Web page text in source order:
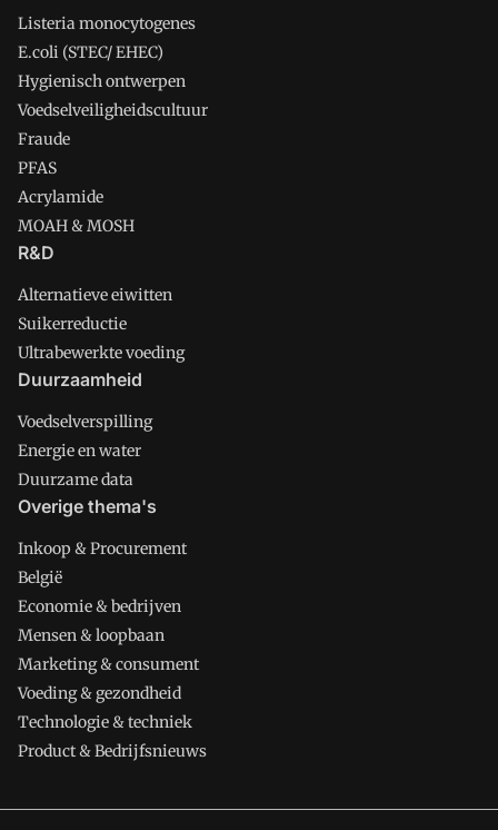
Listeria monocytogenes
E.coli (STEC/ EHEC)
Hygienisch ontwerpen
Voedselveiligheidscultuur
Fraude
PFAS
Acrylamide
MOAH & MOSH
R&D
Alternatieve eiwitten
Suikerreductie
Ultrabewerkte voeding
Duurzaamheid
Voedselverspilling
Energie en water
Duurzame data
Overige thema's
Inkoop & Procurement
België
Economie & bedrijven
Mensen & loopbaan
Marketing & consument
Voeding & gezondheid
Technologie & techniek
Product & Bedrijfsnieuws